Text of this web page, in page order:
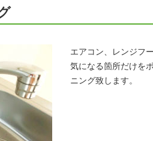
エアコン、レンジフ
気になる箇所だけを
ニング致します。